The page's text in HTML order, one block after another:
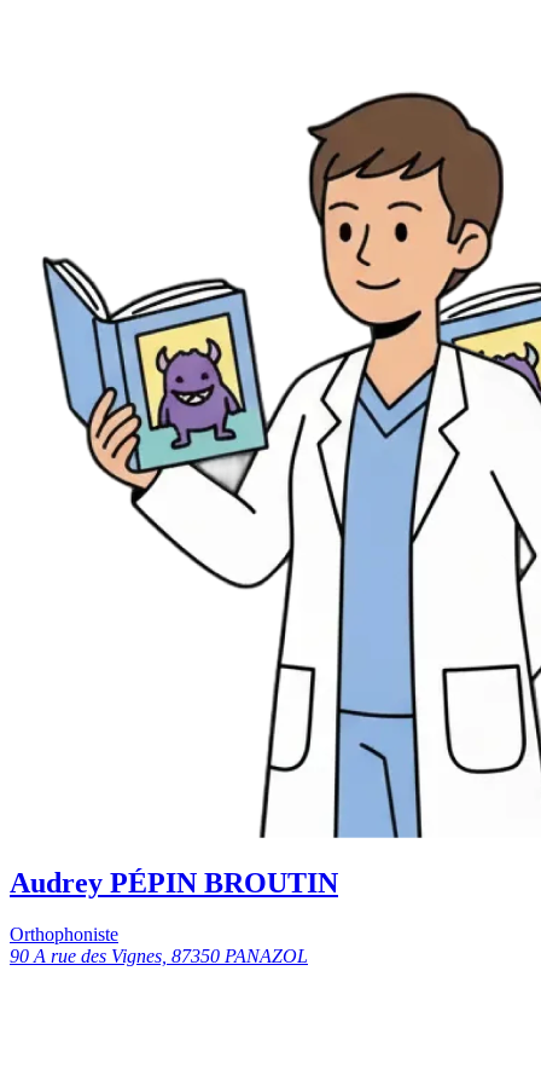
Audrey PÉPIN BROUTIN
Orthophoniste
90 A rue des Vignes, 87350 PANAZOL